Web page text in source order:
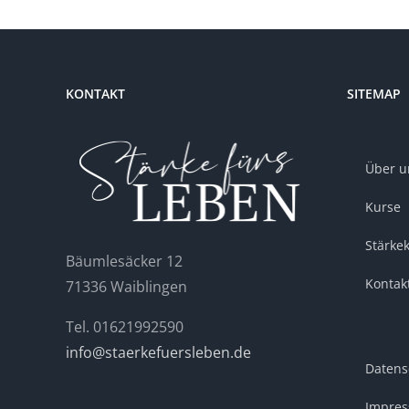
KONTAKT
Bäumlesäcker 12
71336 Waiblingen
Tel. 01621992590
info@staerkefuersleben.de
SITEMAP
Über
Kurse